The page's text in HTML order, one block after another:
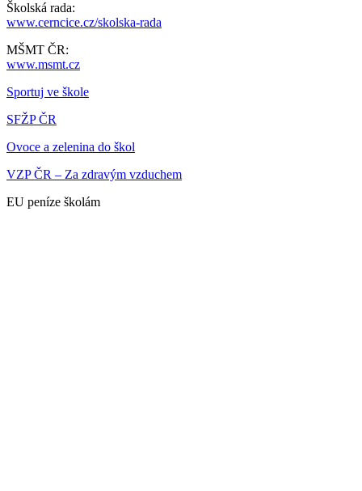
Školská rada:
www.cerncice.cz/skolska-rada
MŠMT ČR:
www.msmt.cz
Sportuj ve škole
SFŽP ČR
Ovoce a zelenina do škol
VZP ČR – Za zdravým vzduchem
EU peníze školám